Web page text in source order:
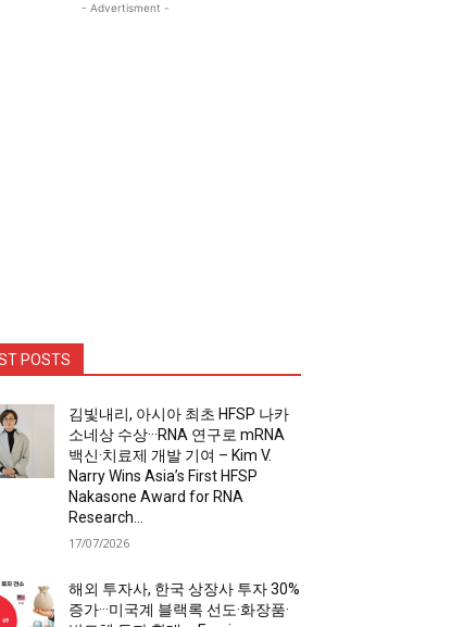
- Advertisment -
POSTS
김빛내리, 아시아 최초 HFSP 나카
소네상 수상···RNA 연구로 mRNA
백신·치료제 개발 기여 – Kim V.
Narry Wins Asia’s First HFSP
Nakasone Award for RNA
Research...
17/07/2026
해외 투자사, 한국 상장사 투자 30%
증가···미국계 블랙록 선도·화장품·